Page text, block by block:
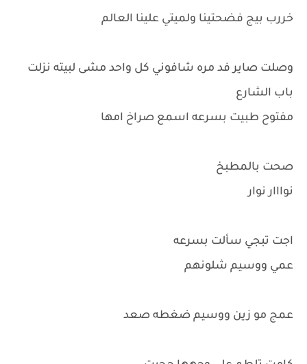
خررب بيج فضحتينا ولميتي علينا العالم
وصلت صاير فد مره شافوني كل واحد مشى لبيته نزلت
باب الشارع
مفتوح طبيت بسرعه اسمع صراخ امها
صحت بالمطبخ
نوااار نوار
اجت تبجي سألت بسرعه
عمي ووسيم شلونهم
عمج مو زين ووسيم ضغطه صعد